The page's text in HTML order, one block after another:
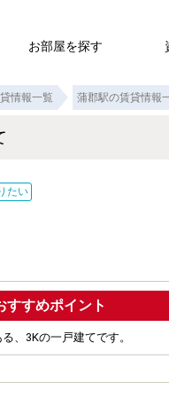
お部屋を探す
情報一覧 蒲郡駅の賃貸情報
たい
ポイント
、3Kの一戸建てです。